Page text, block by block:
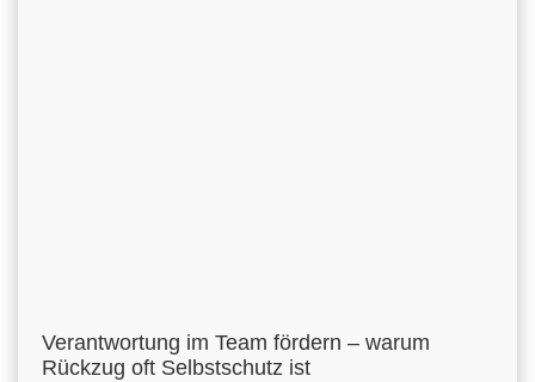
Verantwortung im Team fördern – warum
Rückzug oft Selbstschutz ist